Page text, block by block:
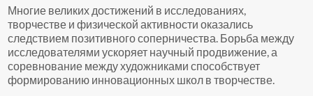
Многие великих достижений в исследованиях,
творчестве и физической активности оказались
следствием позитивного соперничества. Борьба между
исследователями ускоряет научный продвижение, а
соревнование между художниками способствует
формированию инновационных школ в творчестве.